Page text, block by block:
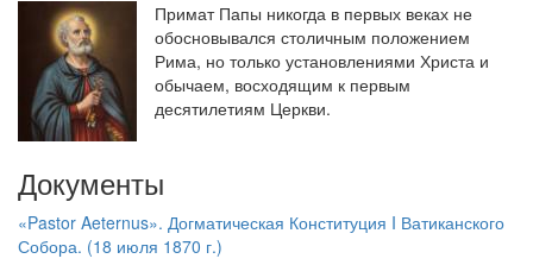
Викторины
Ссылки
Религиозные учения и секты, справочник
10 августа
Св. Лаврентий, диакон и мученик
см. календарь
Примат Папы никогда в первых веках не
обосновывался столичным положением
Рима, но только установлениями Христа и
обычаем, восходящим к первым
десятилетиям Церкви.
Документы
«Pastor Aeternus». Догматическая Конституция I Ватиканского
Собора. (18 июля 1870 г.)